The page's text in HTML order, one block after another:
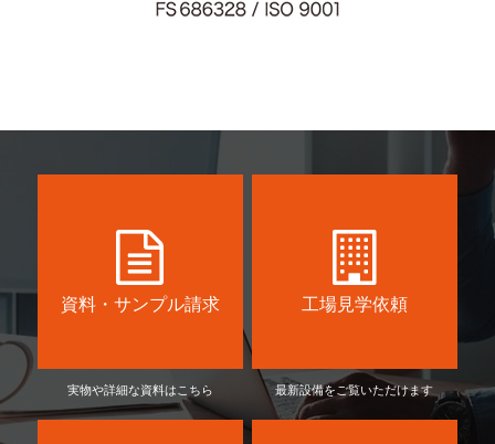
資料・サンプル請求
実物や詳細な資料はこちら
工場見学依頼
最新設備をご覧いただけます